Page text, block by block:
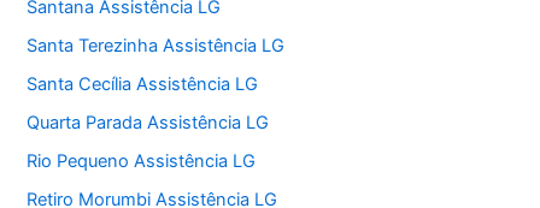
Santana Assistência LG
Santa Terezinha Assistência LG
Santa Cecília Assistência LG
Quarta Parada Assistência LG
Rio Pequeno Assistência LG
Retiro Morumbi Assistência LG